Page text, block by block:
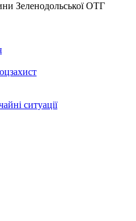
Зеленодольської ОТГ
ситуації